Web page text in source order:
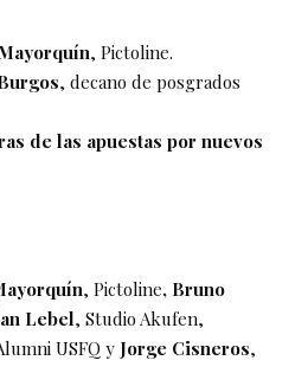
, Pictoline.
, decano de posgrados
de las apuestas por nuevos
, Pictoline, Bruno
Lebel, Studio Akufen,
USFQ y Jorge Cisneros,